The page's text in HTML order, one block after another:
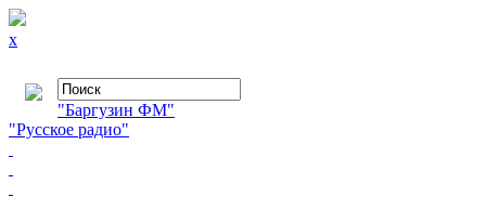
x
"Баргузин ФМ"
"Русское радио"